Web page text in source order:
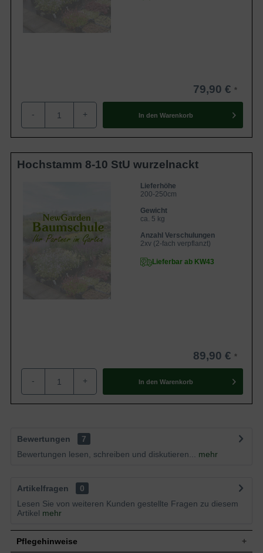
79,90 €
- + In den Warenkorb
Hochstamm 8-10 StU wurzelnackt
Lieferhöhe
200-250cm
Gewicht
ca. 5 kg
Anzahl Verschulungen
2xv (2-fach verpflanzt)
Lieferbar ab KW43
89,90 €
- + In den Warenkorb
Bewertungen
7
Bewertungen lesen, schreiben und diskutieren...
mehr
Artikelfragen
0
Lesen Sie von weiteren Kunden gestellte Fragen zu diesem
Artikel mehr
Pflegehinweise